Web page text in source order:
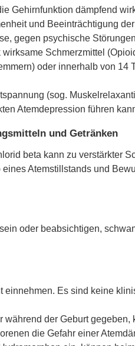
Gehirnfunktion dämpfend
und Beeinträchtigung
gegen psychische
Schmerzmittel
oder innerhalb von 14
(sog.
Atemdepression führen
und Getränken
beta kann zu verstärkter
Atemstillstands und
oder beabsichtigen,
Es sind keine
der Geburt
die Gefahr einer